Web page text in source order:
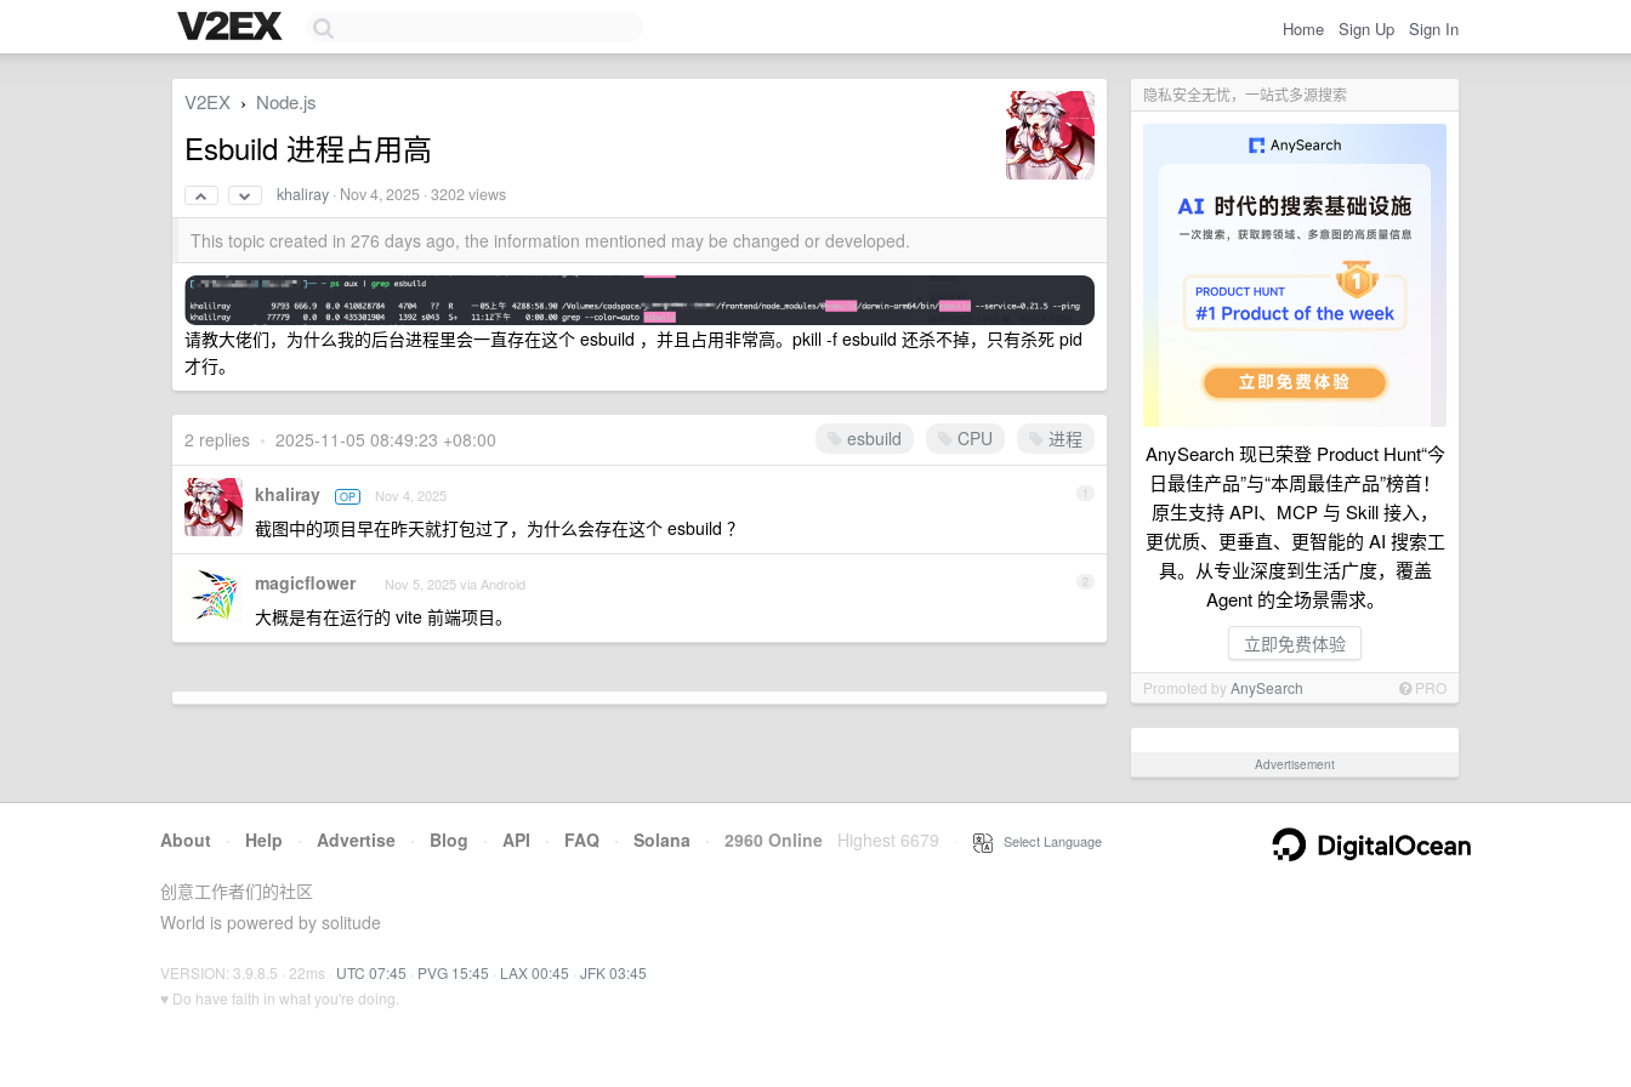
Home Sign Up Sign In
隐私安全无忧，一站式多源搜索
AnySearch 现已荣登 Product Hunt“今
日最佳产品”与“本周最佳产品”榜首！
原生支持 API、MCP 与 Skill 接入，
更优质、更垂直、更智能的 AI 搜索工
具。从专业深度到生活广度，覆盖
Agent 的全场景需求。
立即免费体验
Promoted byAnySearch PRO
Advertisement
V2EX › Node.js
Esbuild 进程占用高
khaliray · Nov 4, 2025 · 3202 views
This topic created in 276 days ago, the information mentioned may be changed or developed.
请教大佬们，为什么我的后台进程里会一直存在这个 esbuild ，并且占用非常高。pkill -f esbuild 还杀不掉，只有杀死 pid
才行。
esbuild CPU 进程
2 replies • 2025-11-05 08:49:23 +08:00
1
khaliray OP Nov 4, 2025
截图中的项目早在昨天就打包过了，为什么会存在这个 esbuild ？
2
magicflower Nov 5, 2025 via Android
大概是有在运行的 vite 前端项目。
About · Help · Advertise · Blog · API · FAQ · Solana · 2960 Online Highest 6679 Select Language
创意工作者们的社区
World is powered by solitude
VERSION: 3.9.8.5 · 22ms · UTC 07:45 · PVG 15:45 · LAX 00:45 · JFK 03:45
♥ Do have faith in what you're doing.